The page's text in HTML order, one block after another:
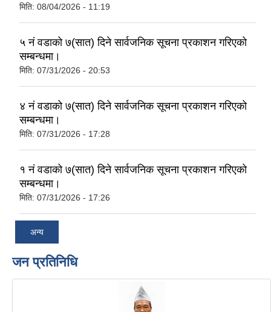
मिति: 08/04/2026 - 11:19
५ नं वडाको ७(सात) दिने सार्वजनिक सूचना प्रकाशन गरिएको
सम्बन्धमा।
मिति: 07/31/2026 - 20:53
४ नं वडाको ७(सात) दिने सार्वजनिक सूचना प्रकाशन गरिएको
सम्बन्धमा।
मिति: 07/31/2026 - 17:28
१ नं वडाको ७(सात) दिने सार्वजनिक सूचना प्रकाशन गरिएको
सम्बन्धमा।
मिति: 07/31/2026 - 17:26
अन्य
जन प्रतिनिधि